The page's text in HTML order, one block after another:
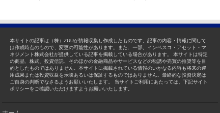
本サイトの記事は（株）ZUUが情報収集し作成したものです。記事の内容・情報に関して
は作成時点のもので、変更の可能性があります。また、一部、インベスコ・アセット・マ
ネジメント株式会社が提供している記事を掲載している場合があります。 本サイトは特定
の商品、株式、投資信託、そのほかの金融商品やサービスなどの勧誘や売買の推奨等を目
的としたものではありません。本サイトに掲載されている情報のいかなる内容も将来の運
用成果または投資収益を示唆あるいは保証するものではありません。最終的な投資決定は
ご自身の判断でなさるようお願いいたします。 当サイトご利用にあたっては、下記サイト
ポリシーをご確認いただけますようお願いいたします。